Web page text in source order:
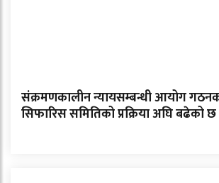
संक्रमणकालीन न्यायसम्बन्धी आयोग
सिफारिस समितिको प्रक्रिया अघि बढेको छ